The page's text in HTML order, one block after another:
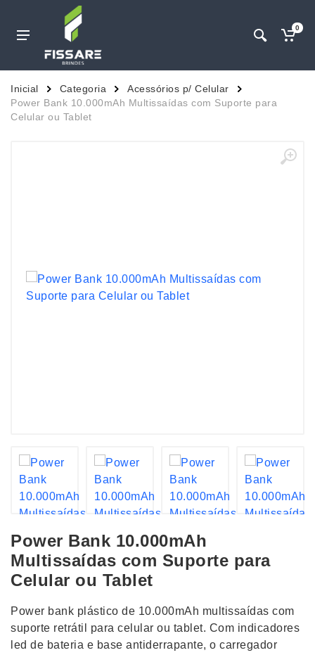
0
Inicial Categoria
Acessórios p/ Celular
Power Bank 10.000mAh Multissaídas com Suporte para
Celular ou Tablet
Power Bank 10.000mAh
Multissaídas com Suporte para
Celular ou Tablet
Power bank plástico de 10.000mAh multissaídas com
suporte retrátil para celular ou tablet. Com indicadores
led de bateria e base antiderrapante, o carregador